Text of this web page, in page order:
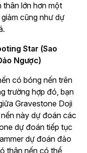
thân lớn hơn một
cũng như dự
Star (Sao
Ngược)
có bóng nến trên
trường hợp đó, bạn
Gravestone Doji
này dự đoán các
dự đoán tiếp tục
dự đoán đảo
thân nến có thể